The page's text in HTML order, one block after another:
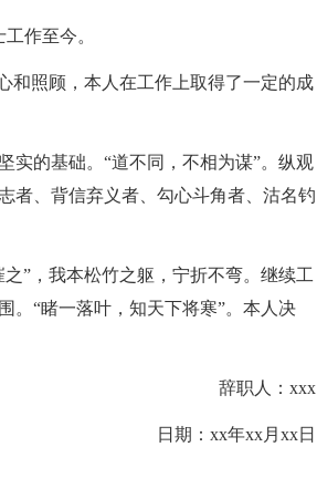
作至今。
和照顾，本人在工作上取得了一定的成
实的基础。“道不同，不相为谋”。纵观
者、背信弃义者、勾心斗角者、沽名钓
”，我本松竹之躯，宁折不弯。继续工
。“睹一落叶，知天下将寒”。本人决
辞职人：xxx
日期：xx年xx月xx日